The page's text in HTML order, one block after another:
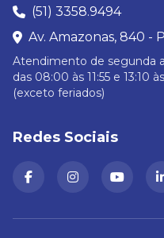
(51) 3358.9494
Av. Amazonas, 840 -
Atendimento de segunda
das 08:00 às 11:55 e 13:10
(exceto feriados)
Redes Sociais